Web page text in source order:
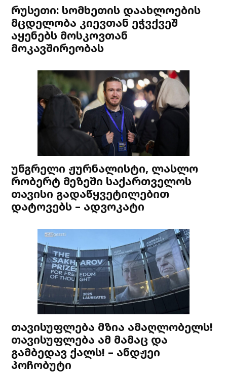
რუსეთი: სომხეთის დაახლოების
მცდელობა კიევთან ეჭვქვეშ
აყენებს მოსკოვთან
მოკავშირეობას
უნგრელი ჟურნალისტი, ლასლო
რობერტ მეზეში საქართველოს
თავისი გადაწყვეტილებით
დატოვებს – ადვოკატი
თავისუფლება მზია ამაღლობელს!
თავისუფლება ამ მამაც და
გამბედავ ქალს! – ანდჟეი
პოჩობუტი